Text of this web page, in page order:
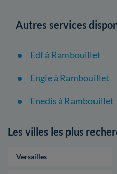
Autres services
Edf à Rambouillet
Engie à Rambouillet
Enedis à Rambouillet
Les villes les plus
Versailles